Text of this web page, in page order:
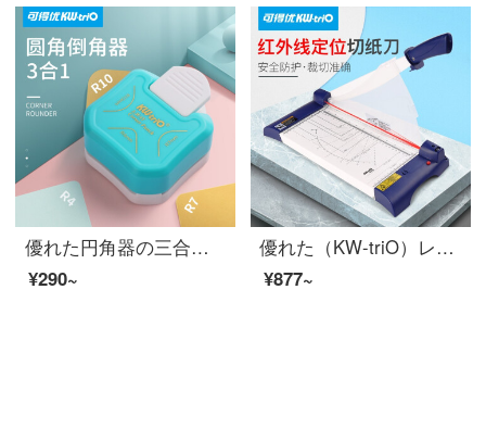
優れた円角器の三合一を得ることができます。封膜面取り写真円角器カードの角切り機の三合一円角面取り器です。
¥290~
優れた（KW-triO）レーザーポジショニングペーパーカッターオフィスペーパーカッター写真カッターカッターA 4-A 3 3036規格
¥877~